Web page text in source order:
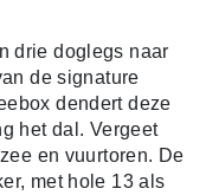
drie doglegs naar
de signature
dendert deze
het dal. Vergeet
en vuurtoren. De
met hole 13 als